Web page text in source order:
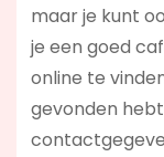
maar je kunt
je een goed
online te
gevonden